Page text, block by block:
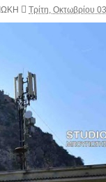
ΙΩΚΗ Τρίτη, Οκτωβρίου